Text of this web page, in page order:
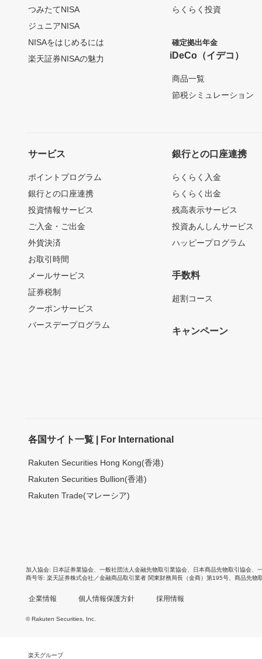
つみたてNISA
ジュニアNISA
NISAをはじめるには
楽天証券NISAの魅力
らくらく投資
確定拠出年金
iDeCo（イデコ）
商品一覧
節税シミュレーション
サービス
ポイントプログラム
銀行との口座連携
投資情報サービス
ご入金・ご出金
外貨決済
お取引時間
メールサービス
証券税制
クーポンサービス
バースデープログラム
銀行との口座連携
らくらく入金
らくらく出金
残高表示サービス
投資あんしんサービス
ハッピープログラム
手数料
超割コース
キャンペーン
各国サイト一覧 | For International
Rakuten Securities Hong Kong(香港)
Rakuten Securities Bullion(香港)
Rakuten Trade(マレーシア)
加入協会 日本証券業協会 一般社団法人金融先物取引業協会 日本商品先物取引協会
商号等 楽天証券株式会社／金融商品取引業者 関東財務局長（金商）第195号、商品先物
企業情報 個人情報保護方針 採用情報
© Rakuten Securities, Inc.
楽天グループ